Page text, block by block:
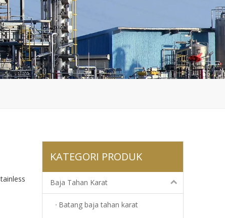
KATEGORI PRODUK
Baja Tahan Karat
Batang baja tahan karat